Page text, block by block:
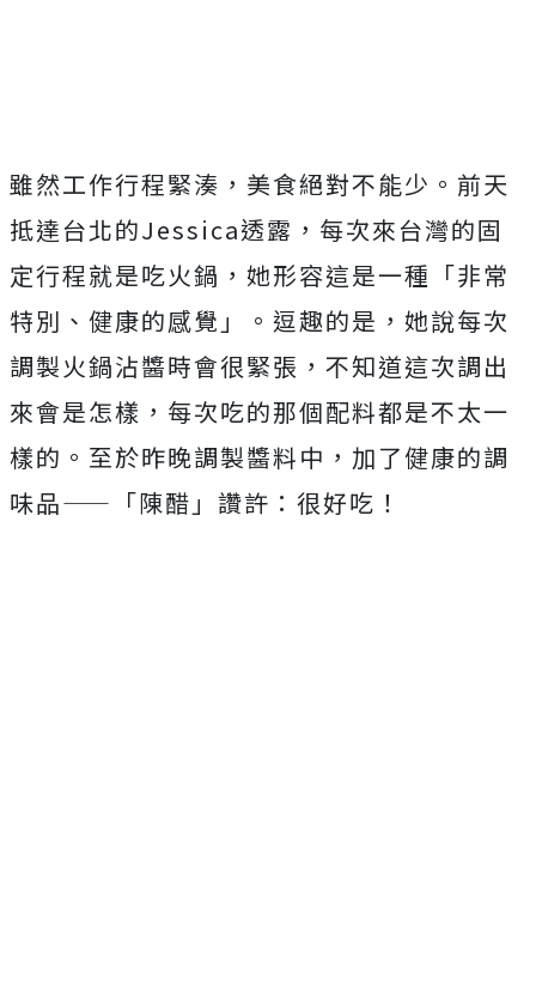
雖然工作行程緊湊，美食絕對不能少。前天
抵達台北的Jessica透露，每次來台灣的固
定行程就是吃火鍋，她形容這是一種「非常
特別、健康的感覺」。逗趣的是，她說每次
調製火鍋沾醬時會很緊張，不知道這次調出
來會是怎樣，每次吃的那個配料都是不太一
樣的。至於昨晚調製醬料中，加了健康的調
味品——「陳醋」讚許：很好吃！